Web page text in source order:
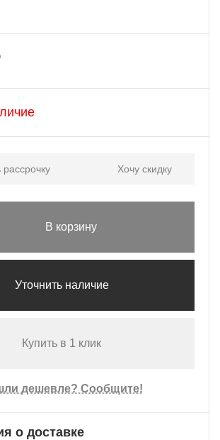
Хочу скидку
В корзину
Уточнить наличие
Купить в 1 клик
дешевле? Сообщите!
о доставке